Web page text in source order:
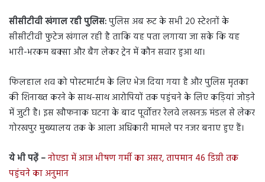
सीसीटीवी खंगाल रही पुलिस:पुलिस अब रूट के सभी 20 स्टेशनों के
सीसीटीवी फुटेज खंगाल रही है ताकि यह पता लगाया जा सके कि यह
भारी-भरकम बक्सा और बैग लेकर ट्रेन में कौन सवार हुआ था।
फिलहाल शव को पोस्टमार्टम के लिए भेज दिया गया है और पुलिस मृतका
की शिनाख्त करने के साथ-साथ आरोपियों तक पहुंचने के लिए कड़ियां जोड़ने
में जुटी है। इस खौफनाक घटना के बाद पूर्वोत्तर रेलवे लखनऊ मंडल से लेकर
गोरखपुर मुख्यालय तक के आला अधिकारी मामले पर नजर बनाए हुए हैं।
ये भी पढ़ें –नोएडा में आज भीषण गर्मी का असर, तापमान 46 डिग्री तक
पहुंचने का अनुमान